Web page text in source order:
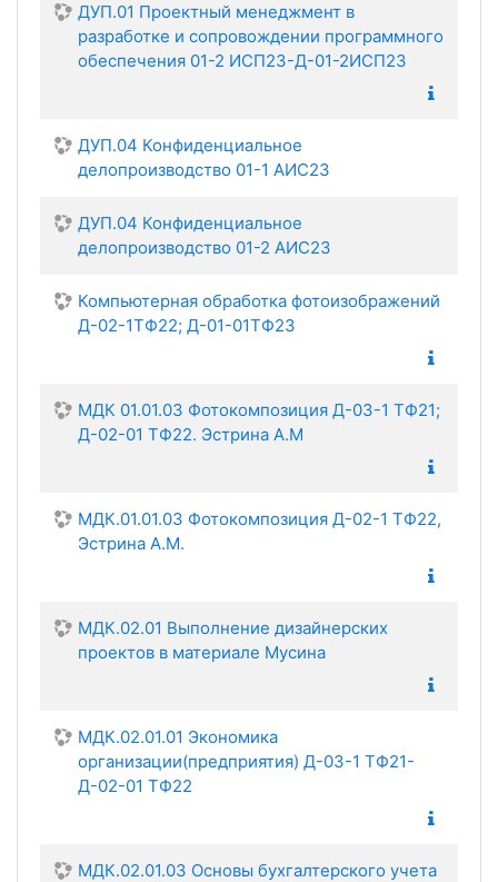
ДУП.01 Проектный менеджмент в
разработке и сопровождении программного
обеспечения 01-2 ИСП23-Д-01-2ИСП23
ДУП.04 Конфиденциальное
делопроизводство 01-1 АИС23
ДУП.04 Конфиденциальное
делопроизводство 01-2 АИС23
Компьютерная обработка фотоизображений
Д-02-1ТФ22; Д-01-01ТФ23
МДК 01.01.03 Фотокомпозиция Д-03-1 ТФ21;
Д-02-01 ТФ22. Эстрина А.М
МДК.01.01.03 Фотокомпозиция Д-02-1 ТФ22,
Эстрина А.М.
МДК.02.01 Выполнение дизайнерских
проектов в материале Мусина
МДК.02.01.01 Экономика
организации(предприятия) Д-03-1 ТФ21-
Д-02-01 ТФ22
МДК.02.01.03 Основы бухгалтерского учета